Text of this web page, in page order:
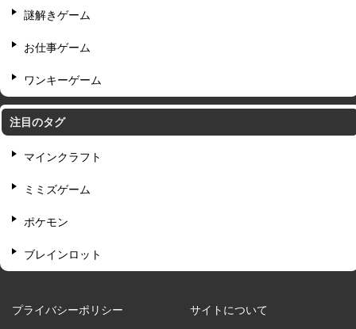
謎解きゲーム
お仕事ゲーム
ワンキーゲーム
注目のタグ
マインクラフト
ミミズゲーム
ポケモン
ブレインロット
プライバシーポリシー サイトについて